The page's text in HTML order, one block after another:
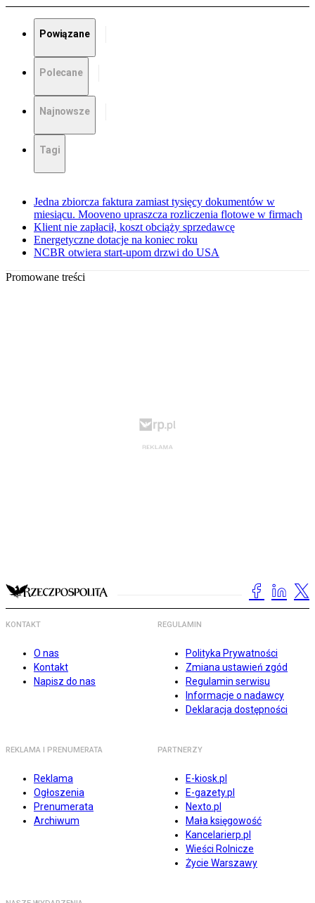
Powiązane
Polecane
Najnowsze
Tagi
Jedna zbiorcza faktura zamiast tysięcy dokumentów w
miesiącu. Mooveno upraszcza rozliczenia flotowe w firmach
Klient nie zapłacił, koszt obciąży sprzedawcę
Energetyczne dotacje na koniec roku
NCBR otwiera start-upom drzwi do USA
Promowane treści
KONTAKT
O nas
Kontakt
Napisz do nas
REGULAMIN
Polityka Prywatności
Zmiana ustawień zgód
Regulamin serwisu
Informacje o nadawcy
Deklaracja dostępności
REKLAMA I PRENUMERATA
Reklama
Ogłoszenia
Prenumerata
Archiwum
PARTNERZY
E-kiosk.pl
E-gazety.pl
Nexto.pl
Mała księgowość
Kancelarierp.pl
Wieści Rolnicze
Życie Warszawy